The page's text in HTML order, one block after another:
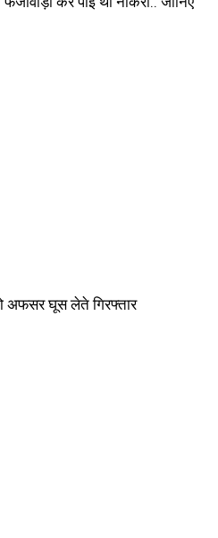
अफसर घूस लेते गिरफ्तार